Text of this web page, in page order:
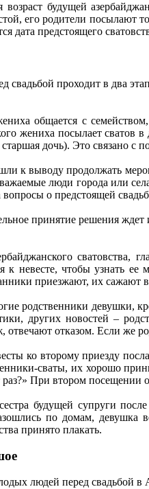
возраст будущей
его родители посылают
дата предстоящего
свадьбой проходит в два
общается с
жениха посылает
дочь). Это связано с
к выводу продолжать
люди города или
о предстоящей
принятие решения ждет
сватовства,
к невесте, чтобы узнать
приезжают, их сажают
родственники девушки,
других новостей –
отказом. Если же
ко второму приезду
сваты, их хорошо
При втором посещении
будущей супруги
по домам,
принято плакать.
людей перед свадьбой в